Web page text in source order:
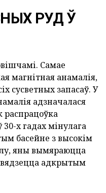
РУД Ў
Самае
магнітная анамалія,
сусветных запасаў. У
адзначалася
распрацоўка
х гадах мінулага
басейне з высокім
яны вымяраюцца
адкрытым